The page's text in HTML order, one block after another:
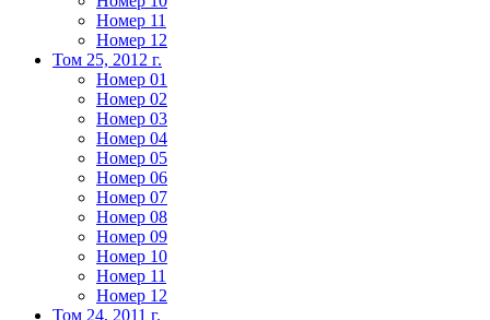
Номер 11
Номер 12
Том 25, 2012 г.
Номер 01
Номер 02
Номер 03
Номер 04
Номер 05
Номер 06
Номер 07
Номер 08
Номер 09
Номер 10
Номер 11
Номер 12
Том 24, 2011 г.